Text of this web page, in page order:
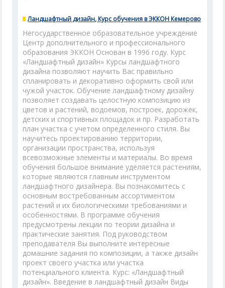
Ландшафтный дизайн, Курс обучения в ЭККОН Кемерово
Негосударственное образовательное учреждение
Центр дополнительного и профессионального
образования ЭККОН Основан в 1996 году. Курс
«Ландшафтный дизайн» Курсы ландшафтного
дизайна позволяют научить Вас правильно
спланировать и декоративно оформить свой или
чужой участок. Обучение ландшафтному дизайну
позволяет создавать целостную композицию из
цветов и растений, водоемов, построек, дорожек,
детских и спортивных площадок и пр. Разработать
план участка с учетом определенного стиля. Вы
научитесь проектированию территории,
организации пространства, используя
всевозможные элементы и материалы. Во время
обучения большое внимание уделяется растениям,
которые являются главным инструментом
ландшафтного дизайнера. Вы познакомитесь с
основным востребованным ассортиментом
растений и их биологическими требованиями и
особенностями. В программе обучения
предусмотрены лекции по теории дизайна и
практические занятия. Под руководством
преподавателя Вы выполните интересные
домашние задания по композиции, а также дизайн
проект своего участка или участка
потенциального клиента. Курс: «Ландшафтный
дизайн». Введение в ландшафтный дизайн Виды